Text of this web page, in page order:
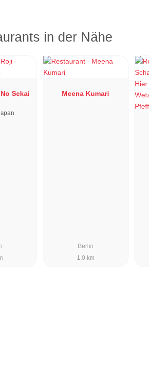
in der Nähe
Sekai Meena Kumari
Berlin
1.0 km